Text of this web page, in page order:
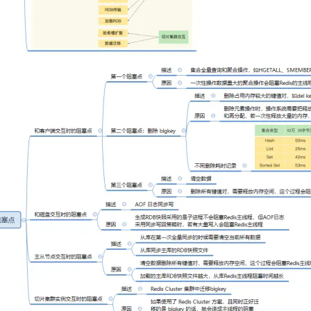
应用
依托云原生高可用架构,实现Dify私有化部署
10分钟微调：让0.6B模型媲美235B模
型
用1%尺寸在特定领域达到大模型90%以上效果
即刻拥有 DeepSeek-R1 满血版
多种方案随心选，轻松解锁专属 DeepSeek
超强辅助，